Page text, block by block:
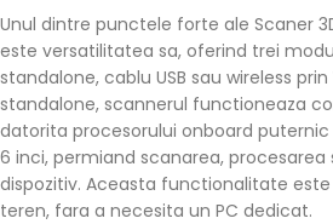
Unul dintre punctele forte ale Scaner
este versatilitatea sa, oferind trei
standalone, cablu USB sau wireless
standalone, scannerul functioneaza
datorita procesorului onboard puternic
6 inci, permiand scanarea,
dispozitiv. Aceasta functionalitate
teren, fara a necesita un PC dedicat.